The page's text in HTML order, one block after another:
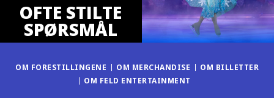
OFTE STILTE
SPØRSMÅL
OM FORESTILLINGENE OM MERCHANDISE
OM BILLETTER
OM FELD ENTERTAINMENT